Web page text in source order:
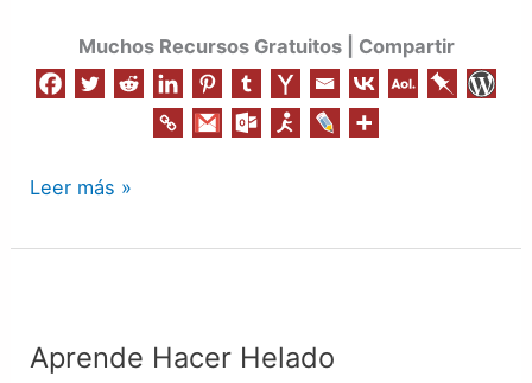
Muchos Recursos Gratuitos | Compartir
Leer más »
Aprende Hacer Helado
Helado